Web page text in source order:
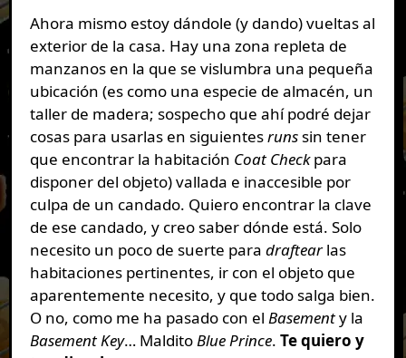
Ahora mismo estoy dándole (y dando) vueltas al
exterior de la casa. Hay una zona repleta de
manzanos en la que se vislumbra una pequeña
ubicación (es como una especie de almacén, un
taller de madera; sospecho que ahí podré dejar
cosas para usarlas en siguientesrunssin tener
que encontrar la habitación Coat Checkpara
disponer del objeto) vallada e inaccesible por
culpa de un candado. Quiero encontrar la clave
de ese candado, y creo saber dónde está. Solo
necesito un poco de suerte para draftearlas
habitaciones pertinentes, ir con el objeto que
aparentemente necesito, y que todo salga bien.
O no, como me ha pasado con el Basementy la
Basement Key… MalditoBlue Prince. Te quiero y